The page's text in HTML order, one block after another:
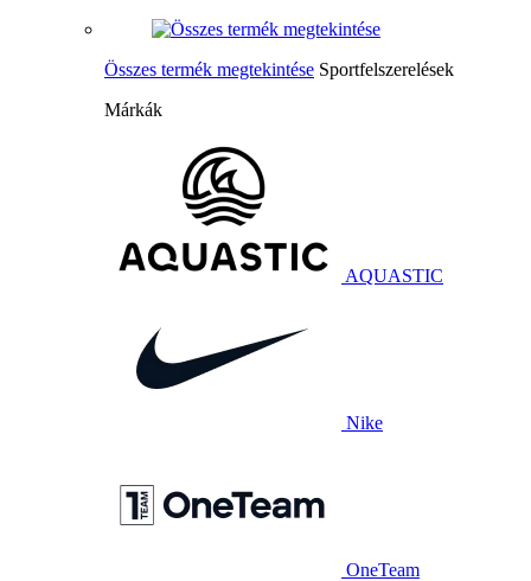
Összes termék megtekintése Sportfelszerelések
Márkák
AQUASTIC
Nike
OneTeam